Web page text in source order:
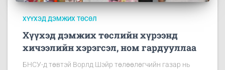
ХҮҮХЭД ДЭМЖИХ ТӨСӨЛ
Хүүхэд дэмжих төслийн хүрээнд
хичээлийн хэрэгсэл, ном гардууллаа
БНСУ-д төвтэй Ворлд Шэйр төлөөлөгчийн газар нь